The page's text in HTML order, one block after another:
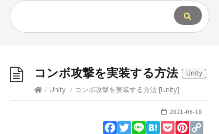
コンボ攻撃を実装する方法
Unity
/ Unity / コンボ攻撃を実装する方法 [Unity]
2021-06-18
Facebook
Twitter
Line HatenaPocket